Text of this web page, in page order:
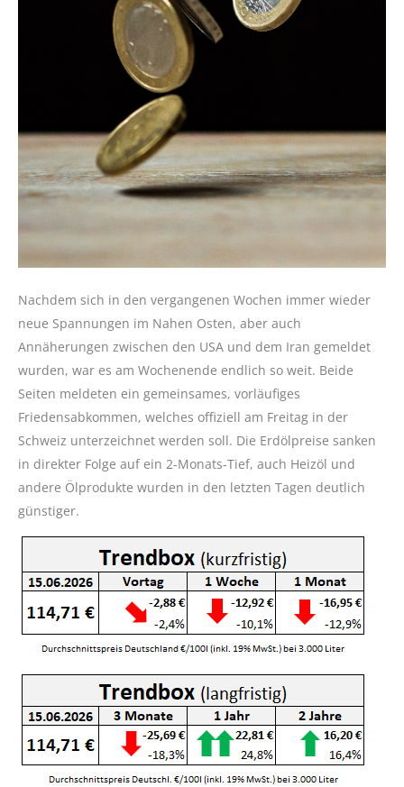
Nachdem sich in den vergangenen Wochen immer wieder
neue Spannungen im Nahen Osten, aber auch
Annäherungen zwischen den USA und dem Iran gemeldet
wurden, war es am Wochenende endlich so weit. Beide
Seiten meldeten ein gemeinsames, vorläufiges
Friedensabkommen, welches offiziell am Freitag in der
Schweiz unterzeichnet werden soll. Die Erdölpreise sanken
in direkter Folge auf ein 2-Monats-Tief, auch Heizöl und
andere Ölprodukte wurden in den letzten Tagen deutlich
günstiger.